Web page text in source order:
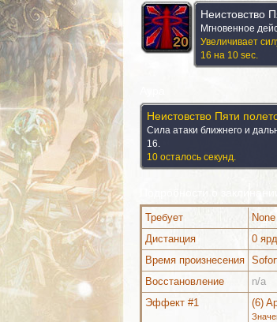
20
20
20
20
20
20
20
20
20
Неистовство
Мгновенное
Увеличивает
16 на 10 sec.
Неистовство Пяти
Сила атаки ближнего и
16.
10 осталось секунд.
Требует
None
Дистанция
0
Время произнесения
Восстановление
n/a
Эффект #1
(6)
Дополнительно (1)